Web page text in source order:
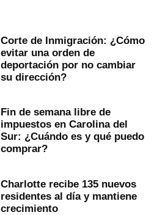
Corte de Inmigración: ¿Cómo
evitar una orden de
deportación por no cambiar
su dirección?
Fin de semana libre de
impuestos en Carolina del
Sur: ¿Cuándo es y qué puedo
comprar?
Charlotte recibe 135 nuevos
residentes al día y mantiene
crecimiento